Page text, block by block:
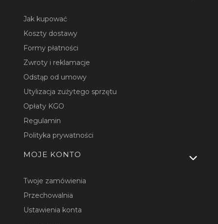
Jak kupować
Koszty dostawy
Formy płatności
Zwroty i reklamacje
Odstąp od umowy
Utylizacja zużytego sprzętu
Opłaty KGO
Regulamin
Polityka prywatności
MOJE KONTO
Twoje zamówienia
Przechowalnia
Ustawienia konta